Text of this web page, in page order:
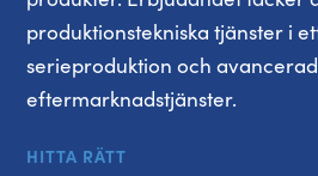
produktionstekniska tjänster i
serieproduktion och
eftermarknadstjänster.
HITTA RÄTT